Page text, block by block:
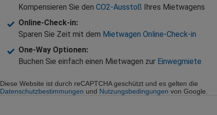
Kompensieren Sie den CO2-Ausstoß Ihres Mietwagens
Online-Check-in:
Sparen Sie Zeit mit dem Mietwagen Online-Check-in
One-Way Optionen:
Buchen Sie einfach einen Mietwagen zur Einwegmiete
Diese Website ist durch reCAPTCHA geschützt und es gelten die
Datenschutzbestimmungen und Nutzungsbedingungen von Google.